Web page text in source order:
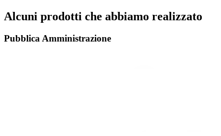
Alcuni prodotti che abbiamo realizzato
Pubblica Amministrazione